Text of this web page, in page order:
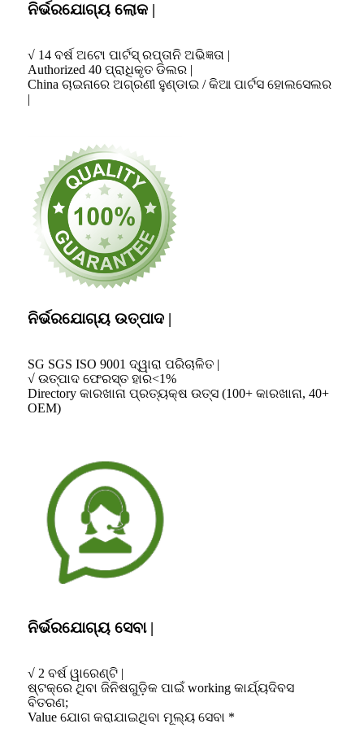
ନିର୍ଭରଯୋଗ୍ୟ ଲୋକ |
√ 14 ବର୍ଷ ଅଟୋ ପାର୍ଟସ୍ ରପ୍ତାନି ଅଭିଜ୍ଞତା |
Authorized 40 ପ୍ରାଧିକୃତ ଡିଲର |
China ଚାଇନାରେ ଅଗ୍ରଣୀ ହୁଣ୍ଡାଇ / କିଆ ପାର୍ଟସ ହୋଲସେଲର
|
ନିର୍ଭରଯୋଗ୍ୟ ଉତ୍ପାଦ |
SG SGS ISO 9001 ଦ୍ୱାରା ପରିଚାଳିତ |
√ ଉତ୍ପାଦ ଫେରସ୍ତ ହାର<1%
Directory କାରଖାନା ପ୍ରତ୍ୟକ୍ଷ ଉତ୍ସ (100+ କାରଖାନା, 40+
OEM)
ନିର୍ଭରଯୋଗ୍ୟ ସେବା |
√ 2 ବର୍ଷ ୱାରେଣ୍ଟି |
ଷ୍ଟକ୍ରେ ଥିବା ଜିନିଷଗୁଡ଼ିକ ପାଇଁ working କାର୍ଯ୍ୟଦିବସ
ବିତରଣ;
Value ଯୋଗ କରାଯାଇଥିବା ମୂଲ୍ୟ ସେବା *